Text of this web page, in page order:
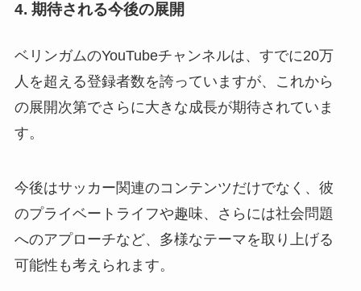
4. 期待される今後の展開
ベリンガムのYouTubeチャンネルは、すでに20万
人を超える登録者数を誇っていますが、これから
の展開次第でさらに大きな成長が期待されていま
す。
今後はサッカー関連のコンテンツだけでなく、彼
のプライベートライフや趣味、さらには社会問題
へのアプローチなど、多様なテーマを取り上げる
可能性も考えられます。